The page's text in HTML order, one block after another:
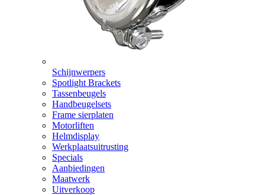
Schijnwerpers
Spotlight Brackets
Tassenbeugels
Handbeugelsets
Frame sierplaten
Motorliften
Helmdisplay
Werkplaatsuitrusting
Specials
Aanbiedingen
Maatwerk
Uitverkoop